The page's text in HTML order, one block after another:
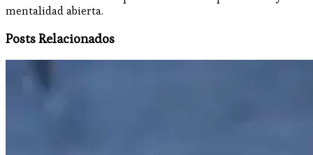
mentalidad abierta.
Posts Relacionados